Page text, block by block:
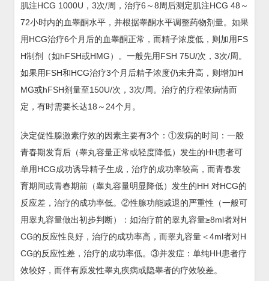
肌注HCG 1000U，3次/周，治疗6～8周后测定肌注HCG 48～
72小时内的血睾酮水平，并根据睾酮水平调整药物剂量。如果
用HCG治疗6个月后的血睾酮正常，而精子浓度低，则加用FS
H制剂（如hFSH或HMG）。一般先用FSH 75U/次，3次/周。
如果用FSH和HCG治疗3个月后精子浓度仍未升高，则增加H
MG或hFSH剂量至150U/次，3次/周。治疗的疗程依病情而
定，有时需要长达18～24个月。
决定促性腺激素疗效的因素主要有3个：①发病的时间：一般
青春期发育后（睾丸容量正常或轻度降低）发生的HH患者可
单用HCG成功诱导精子生成，治疗的成功率较高，而青春发
育期间或青春期前（睾丸容量明显降低）发生的HH 对HCG的
反应差，治疗的成功率低。②性腺功能减退的严重性（一般可
用睾丸容量做出初步判断）：如治疗前的睾丸容量≥8ml者对H
CG的反应性良好，治疗的成功率高，而睾丸容量＜4ml者对H
CG的反应性差，治疗的成功率低。③并发症：单纯HH患者疗
效较好，而伴有原发性睾丸疾病或隐睾者的疗效较差。